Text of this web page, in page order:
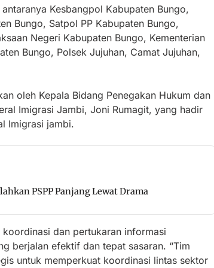
Kesbangpol Kabupaten Bungo,
Bungo, Satpol PP Kabupaten Bungo,
Negeri Kabupaten Bungo, Kementerian
Bungo, Polsek Jujuhan, Camat Jujuhan,
oleh Kepala Bidang Penegakan Hukum dan
Imigrasi Jambi, Joni Rumagit, yang hadir
Imigrasi jambi.
PSPP Panjang Lewat Drama
dan pertukaran informasi
berjalan efektif dan tepat sasaran. “Tim
untuk memperkuat koordinasi lintas sektor